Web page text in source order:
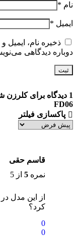
1 دیدگاه برای
FD06
پاکسازی فیلتر
قاسم حقی
نمره 5 از 5
از این مدل
کرد؟
0
0
نام *
ایمیل *
ذخیره نام،
دوباره دیدگاهی